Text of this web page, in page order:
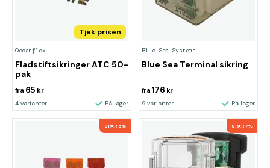
Tjek prisen
Oceanflex
Fladstiftsikringer ATC 50-
pak
fra 65 kr
4 varianter På lager
Blue Sea Systems
Blue Sea Terminal sikring
fra 176 kr
9 varianter På lager
SPAR 5% SPAR 7%